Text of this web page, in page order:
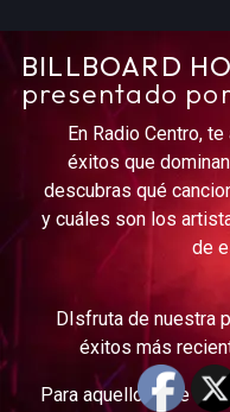
BILLBOARD
presentado
En Radio Centro,
éxitos que
descubras qué
y cuáles son los
de
DIsfruta de nuestra
éxitos más
Para aquellos que